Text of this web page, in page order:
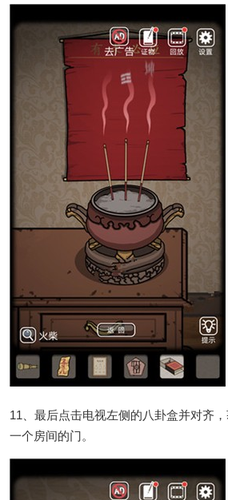
11、最后点击电视左侧的八卦盒并对齐
一个房间的门。